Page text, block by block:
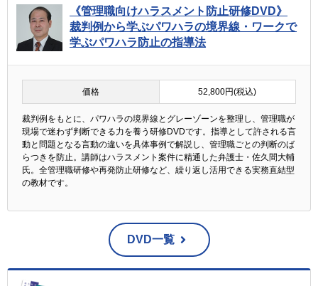
《管理職向けハラスメント防止研修DVD》
裁判例から学ぶパワハラの境界線・ワークで
学ぶパワハラ防止の指導法
価格 52,800円(税込)
裁判例をもとに、パワハラの境界線とグレーゾーンを整理し、管理職が
現場で迷わず判断できる力を養う研修DVDです。指導として許される言
動と問題となる言動の違いを具体事例で解説し、管理職ごとの判断のば
らつきを防止。講師はハラスメント案件に精通した弁護士・佐久間大輔
氏。全管理職研修や再発防止研修など、繰り返し活用できる実務直結型
の教材です。
DVD一覧